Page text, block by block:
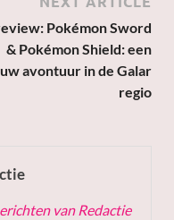
Pokémon Sword
& Pokémon Shield: een
avontuur in de Galar
regio
van Redactie